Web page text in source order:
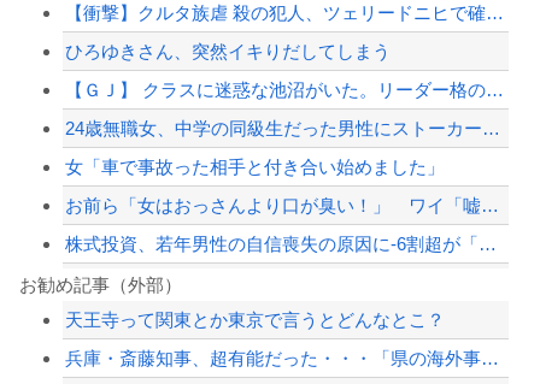
【衝撃】クルタ族虐 殺の犯人、ツェリードニヒで確定！クロロの演劇のせいで2人も無...
ひろゆきさん、突然イキりだしてしまう
【ＧＪ】 クラスに迷惑な池沼がいた。リーダー格のＡ「なんで支援学級に入れないんで...
24歳無職女、中学の同級生だった男性にストーカーして逮捕 全く親しくないのに20...
女「車で事故った相手と付き合い始めました」
お前ら「女はおっさんより口が臭い！」 ワイ「嘘つけバーカｗ」⇒w
株式投資、若年男性の自信喪失の原因に-6割超が「人生の敗者」自認
【速報】 中国、ガチで逝く
お勧め記事（外部）
天王寺って関東とか東京で言うとどんなとこ？
兵庫・斎藤知事、超有能だった・・・「県の海外事務所はすべて閉鎖で。直営する意味な...